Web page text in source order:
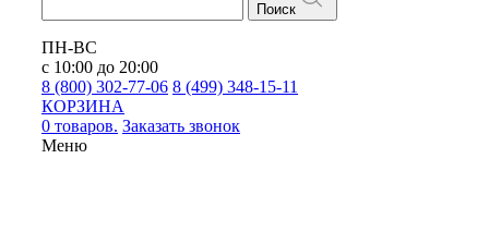
Поиск
ПН-ВС
с 10:00 до 20:00
8 (800) 302-77-06 8 (499) 348-15-11
КОРЗИНА
0 товаров. Заказать звонок
Меню